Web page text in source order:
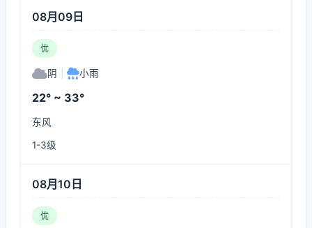
08月09日
优
阴 小雨
22° ~ 33°
东风
1-3级
08月10日
优